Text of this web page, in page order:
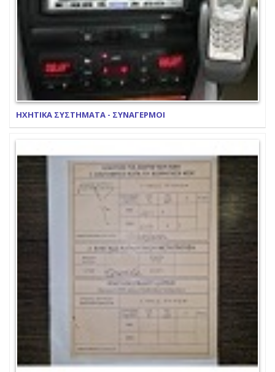
ΗΧΗΤΙΚΑ ΣΥΣΤΗΜΑΤΑ - ΣΥΝΑΓΕΡΜΟΙ